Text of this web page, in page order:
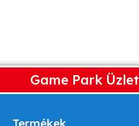
Game Park Üzlet
Termékek